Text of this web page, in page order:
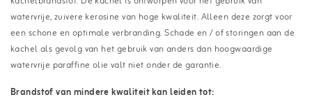
watervrije, zuivere kerosine van hoge kwaliteit. Alleen deze zorgt voor
een schone en optimale verbranding. Schade en / of storingen aan de
kachel als gevolg van het gebruik van anders dan hoogwaardige
watervrije paraffine olie valt niet onder de garantie.
Brandstof van mindere kwaliteit kan leiden tot: